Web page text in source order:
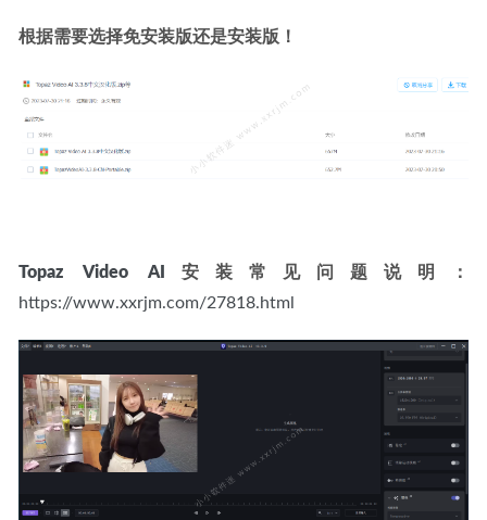
根据需要选择免安装版还是安装版！
Topaz Video AI
安装常见问题说明：
https://www.xxrjm.com/27818.html